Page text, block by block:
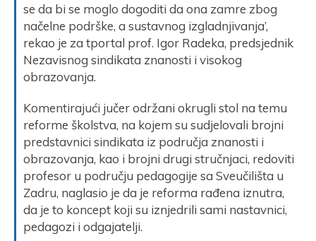
se da bi se moglo dogoditi da ona zamre zbog
načelne podrške, a sustavnog izgladnjivanja’,
rekao je za tportal prof. Igor Radeka, predsjednik
Nezavisnog sindikata znanosti i visokog
obrazovanja.
Komentirajući jučer održani okrugli stol na temu
reforme školstva, na kojem su sudjelovali brojni
predstavnici sindikata iz područja znanosti i
obrazovanja, kao i brojni drugi stručnjaci, redoviti
profesor u području pedagogije sa Sveučilišta u
Zadru, naglasio je da je reforma rađena iznutra,
da je to koncept koji su iznjedrili sami nastavnici,
pedagozi i odgajatelji.